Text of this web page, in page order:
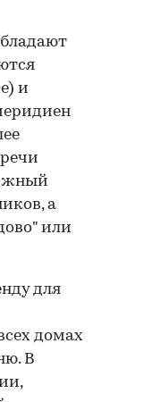
и
а
или
для
домах
В